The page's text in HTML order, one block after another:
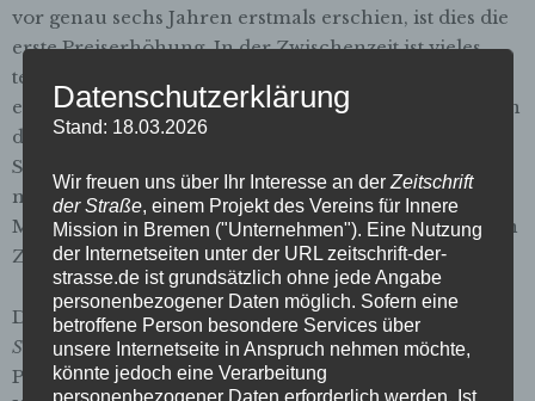
vor genau sechs Jahren erstmals erschien, ist dies die
erste Preiserhöhung. In der Zwischenzeit ist vieles
teurer geworden: Heute kriegen Sie für 2,50 Euro
einen großen Kaffee bei McDonald’s oder ein Beck’s in
der Kneipe an der Ecke. Das Einzelticket für Bus oder
Straßenbahn kostet mit 2,75 Euro mittlerweile schon
mehr als die Zeitschrift der Straße. Für ein Micky-
Maus-Heft zahlen Sie 3,50 Euro und für ein Päckchen
Zigaretten im Schnitt 5,80 Euro.
Der Grund für den höheren Preis derZeitschrift der
Straßesind aber nicht etwa höhere Redaktions-,
Papier-, Druck- oder Lagerkosten, denn die sind, pro
Datenschutzerklärung
Stand: 18.03.2026
Wir freuen uns über Ihr Interesse an der Zeitschrift
der Straße, einem Projekt des Vereins für Innere
Mission in Bremen ("Unternehmen"). Eine Nutzung
der Internetseiten unter der URL zeitschrift-der-
strasse.de ist grundsätzlich ohne jede Angabe
personenbezogener Daten möglich. Sofern eine
betroffene Person besondere Services über
unsere Internetseite in Anspruch nehmen möchte,
könnte jedoch eine Verarbeitung
personenbezogener Daten erforderlich werden. Ist